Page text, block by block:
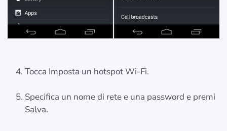
Tocca Imposta un hotspot Wi-Fi.
Specifica un nome di rete e una password e premi
Salva.